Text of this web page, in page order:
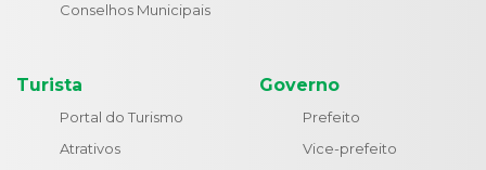
Conselhos Municipais
Turista
Portal do Turismo
Atrativos
Governo
Prefeito
Vice-prefeito